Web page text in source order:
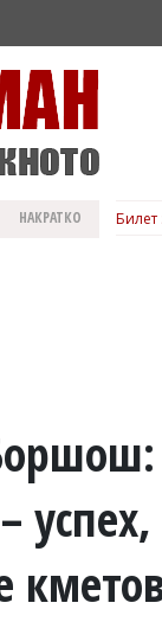
НАКРАТКО Билет